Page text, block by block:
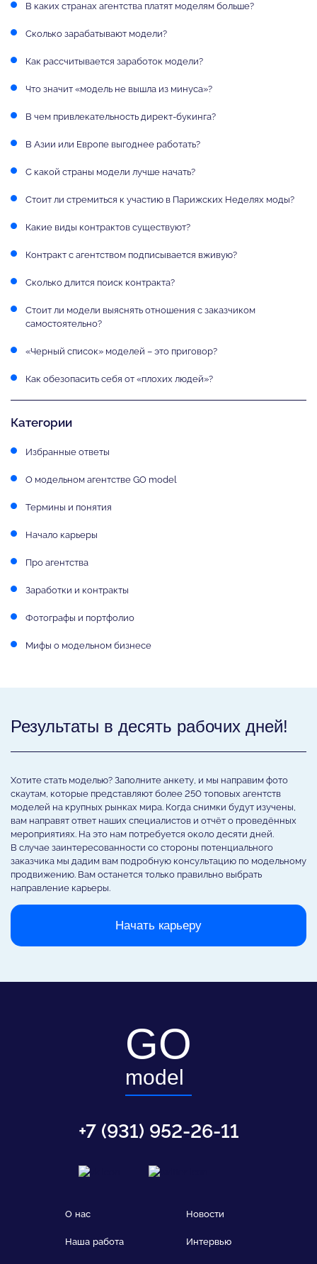
В каких странах агентства платят моделям больше?
Сколько зарабатывают модели?
Как рассчитывается заработок модели?
Что значит «модель не вышла из минуса»?
В чем привлекательность директ-букинга?
В Азии или Европе выгоднее работать?
С какой страны модели лучше начать?
Стоит ли стремиться к участию в Парижских Неделях моды?
Какие виды контрактов существуют?
Контракт с агентством подписывается вживую?
Сколько длится поиск контракта?
Стоит ли модели выяснять отношения с заказчиком
самостоятельно?
«Черный список» моделей – это приговор?
Как обезопасить себя от «плохих людей»?
Категории
Избранные ответы
О модельном агентстве GO model
Термины и понятия
Начало карьеры
Про агентства
Заработки и контракты
Фотографы и портфолио
Мифы о модельном бизнесе
Результаты в десять рабочих дней!
Начать карьеру
Хотите стать моделью? Заполните анкету, и мы направим фото
скаутам, которые представляют более 250 топовых агентств
моделей на крупных рынках мира. Когда снимки будут изучены,
вам направят ответ наших специалистов и отчёт о проведённых
мероприятиях. На это нам потребуется около десяти дней.
В случае заинтересованности со стороны потенциального
заказчика мы дадим вам подробную консультацию по модельному
продвижению. Вам останется только правильно выбрать
направление карьеры.
GO
model
+7 (931) 952-26-11
О нас
Наша работа
Новости
Интервью